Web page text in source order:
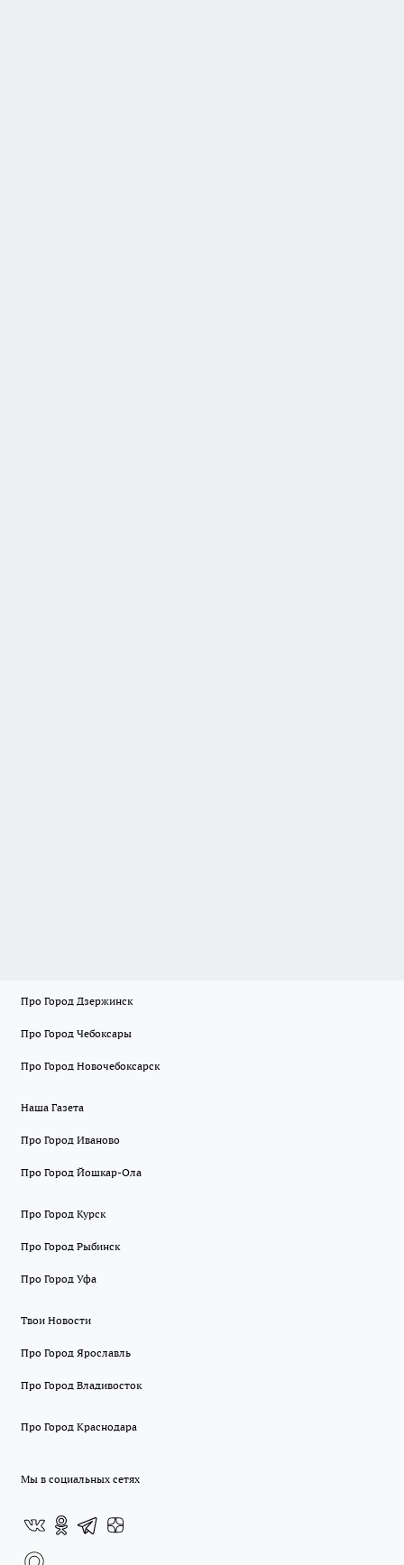
Про Город Дзержинск
Про Город Чебоксары
Про Город Новочебоксарск
Наша Газета
Про Город Иваново
Про Город Йошкар-Ола
Про Город Курск
Про Город Рыбинск
Про Город Уфа
Твои Новости
Про Город Ярославль
Про Город Владивосток
Про Город Краснодара
Мы в социальных сетях